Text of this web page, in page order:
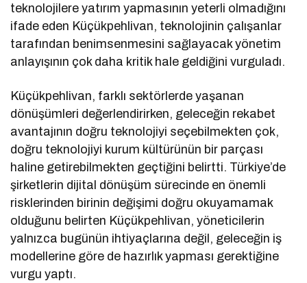
teknolojilere yatırım yapmasının yeterli olmadığını
ifade eden Küçükpehlivan, teknolojinin çalışanlar
tarafından benimsenmesini sağlayacak yönetim
anlayışının çok daha kritik hale geldiğini vurguladı.
Küçükpehlivan, farklı sektörlerde yaşanan
dönüşümleri değerlendirirken, geleceğin rekabet
avantajının doğru teknolojiyi seçebilmekten çok,
doğru teknolojiyi kurum kültürünün bir parçası
haline getirebilmekten geçtiğini belirtti. Türkiye’de
şirketlerin dijital dönüşüm sürecinde en önemli
risklerinden birinin değişimi doğru okuyamamak
olduğunu belirten Küçükpehlivan, yöneticilerin
yalnızca bugünün ihtiyaçlarına değil, geleceğin iş
modellerine göre de hazırlık yapması gerektiğine
vurgu yaptı.